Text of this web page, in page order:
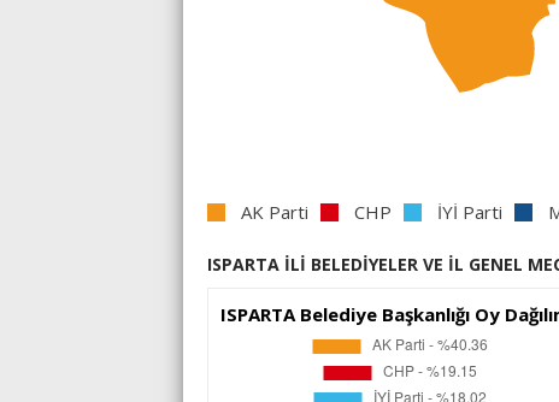
AK Parti CHP İYİ Parti
ISPARTA İLİ BELEDİYELER VE İL GENEL
ISPARTA Belediye Başkanlığı Oy